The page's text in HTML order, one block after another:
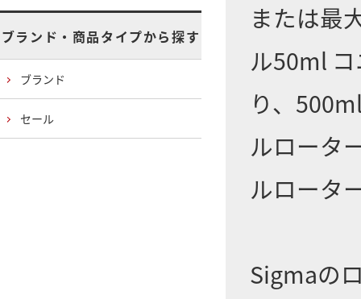
または最
ル50ml
り、
ルロータ
ルロータ
Sigmaの
ブランド・商品タイプから探す
ブランド
セール